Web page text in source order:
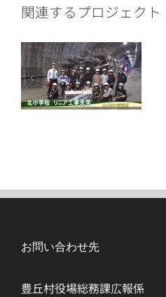
関連するプロジェクト
お問い合わせ先
豊丘村役場総務課広報係